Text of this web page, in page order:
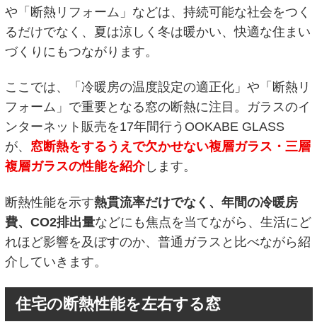
や「断熱リフォーム」などは、持続可能な社会をつく
るだけでなく、夏は涼しく冬は暖かい、快適な住まい
づくりにもつながります。
ここでは、「冷暖房の温度設定の適正化」や「断熱リ
フォーム」で重要となる窓の断熱に注目。ガラスのイ
ンターネット販売を17年間行うOOKABE GLASS
が、 窓断熱をするうえで欠かせない複層ガラス・三層
複層ガラスの性能を紹介します。
断熱性能を示す熱貫流率だけでなく、年間の冷暖房
費、CO2排出量などにも焦点を当てながら、生活にど
れほど影響を及ぼすのか、普通ガラスと比べながら紹
介していきます。
住宅の断熱性能を左右する窓